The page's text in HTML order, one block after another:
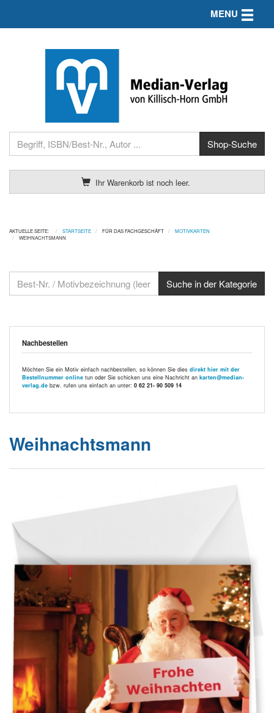
Ihr Warenkorb ist noch leer.
MENU Toggle
AKTUELLE SEITE: STARTSEITE FÜR DAS FACHGESCHÄFT
MOTIVKARTEN
WEIHNACHTSMANN
Nachbestellen
Möchten Sie ein Motiv einfach nachbestellen, so können Sie dies direkt hier mit der
Bestellnummer online tun oder Sie schicken uns eine Nachricht an karten@median-
verlag.de bzw. rufen uns einfach an unter: 0 62 21- 90 509 14
Weihnachtsmann